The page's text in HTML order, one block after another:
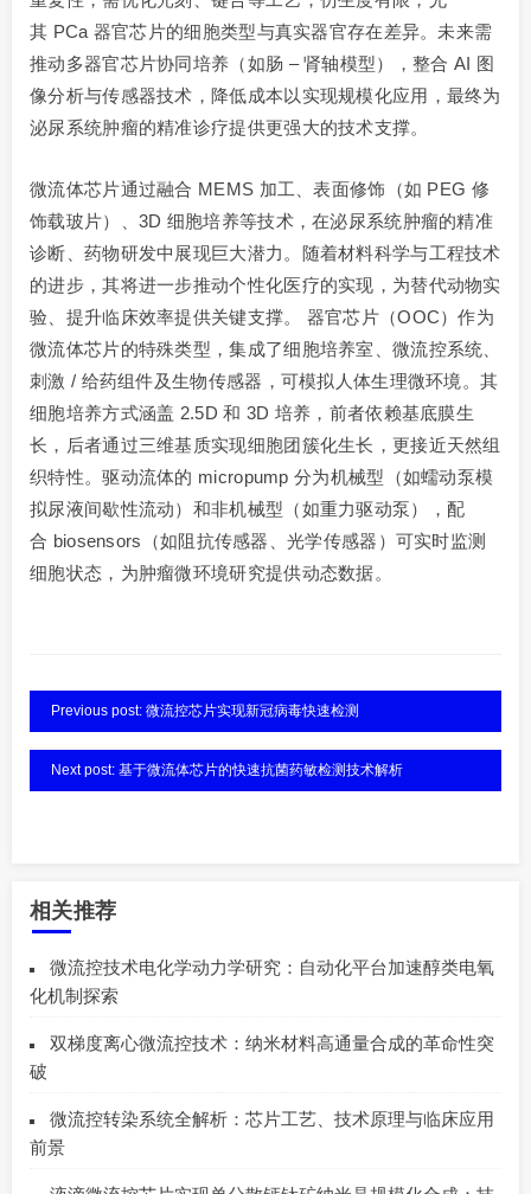
其 PCa 器官芯片的细胞类型与真实器官存在差异。未来需
推动多器官芯片协同培养（如肠 – 肾轴模型），整合 AI 图
像分析与传感器技术，降低成本以实现规模化应用，最终为
泌尿系统肿瘤的精准诊疗提供更强大的技术支撑。
微流体芯片通过融合 MEMS 加工、表面修饰（如 PEG 修
饰载玻片）、3D 细胞培养等技术，在泌尿系统肿瘤的精准
诊断、药物研发中展现巨大潜力。随着材料科学与工程技术
的进步，其将进一步推动个性化医疗的实现，为替代动物实
验、提升临床效率提供关键支撑。 器官芯片（OOC）作为
微流体芯片的特殊类型，集成了细胞培养室、微流控系统、
刺激 / 给药组件及生物传感器，可模拟人体生理微环境。其
细胞培养方式涵盖 2.5D 和 3D 培养，前者依赖基底膜生
长，后者通过三维基质实现细胞团簇化生长，更接近天然组
织特性。驱动流体的 micropump 分为机械型（如蠕动泵模
拟尿液间歇性流动）和非机械型（如重力驱动泵），配
合 biosensors（如阻抗传感器、光学传感器）可实时监测
细胞状态，为肿瘤微环境研究提供动态数据。
Previous post: 微流控芯片实现新冠病毒快速检测
Next post: 基于微流体芯片的快速抗菌药敏检测技术解析
相关推荐
微流控技术电化学动力学研究：自动化平台加速醇类电氧
化机制探索
双梯度离心微流控技术：纳米材料高通量合成的革命性突
破
微流控转染系统全解析：芯片工艺、技术原理与临床应用
前景